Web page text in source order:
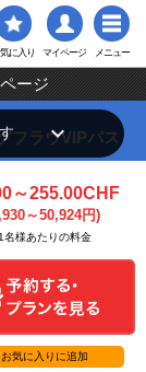
に入り マイページ メニュー
ージ
フラウVIPパス
～255.00CHF
～50,924円)
様あたりの料金
お気に入りに追加
探す keyboard_arrow_down